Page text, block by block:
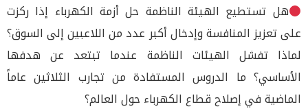
هل تستطيع الهيئة الناظمة حل أزمة الكهرباء إذا ركزت
على تعزيز المنافسة وإدخال أكبر عدد من اللاعبين إلى السوق؟
لماذا تفشل الهيئات الناظمة عندما تبتعد عن هدفها
الأساسي؟ ما الدروس المستفادة من تجارب الثلاثين عاماً
الماضية في إصلاح قطاع الكهرباء حول العالم؟